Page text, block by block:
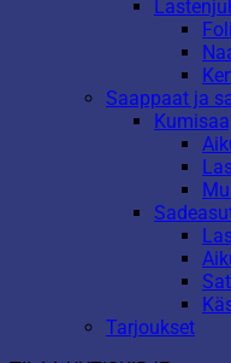
Saappaat ja
Tarjoukset